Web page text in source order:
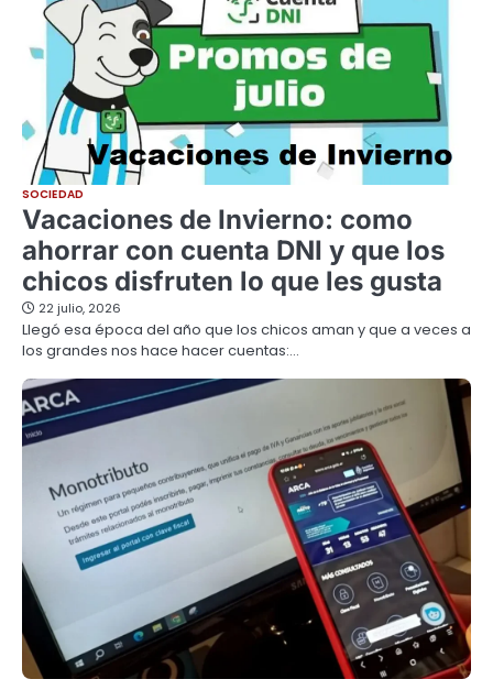
SOCIEDAD
Vacaciones de Invierno: como
ahorrar con cuenta DNI y que los
chicos disfruten lo que les gusta
22 julio, 2026
Llegó esa época del año que los chicos aman y que a veces a
los grandes nos hace hacer cuentas:…